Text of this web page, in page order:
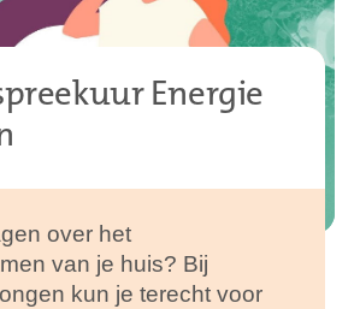
Energie
over het
van je huis? Bij
kun je terecht voor